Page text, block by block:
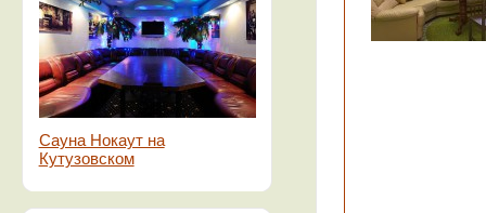
Сауна Нокаут на
Кутузовском